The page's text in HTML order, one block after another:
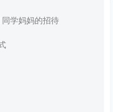
同学妈妈的招待